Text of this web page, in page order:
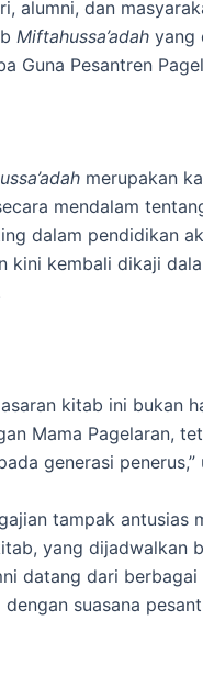
alumni, dan
Miftahussa’adah yang
Guna Pesantren
merupakan
mendalam
dalam pendidikan
kini kembali dikaji
kitab ini bukan
Mama Pagelaran,
generasi
tampak antusias
yang dijadwalkan
datang dari
suasana